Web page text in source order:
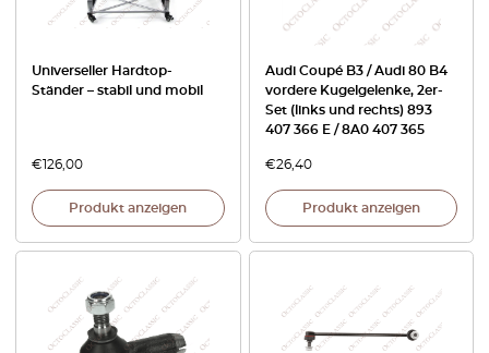
Universeller Hardtop-
Ständer – stabil und mobil
€126,00
Produkt anzeigen
Audi Coupé B3 / Audi 80 B4
vordere Kugelgelenke, 2er-
Set (links und rechts) 893
407 366 E / 8A0 407 365
€26,40
Produkt anzeigen